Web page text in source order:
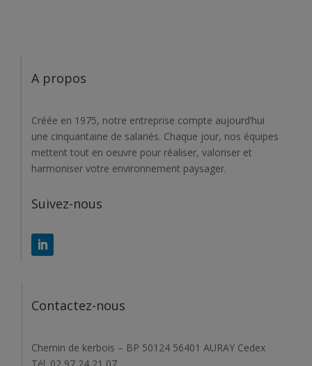
A propos
Créée en 1975, notre entreprise compte aujourd’hui
une cinquantaine de salariés. Chaque jour, nos équipes
mettent tout en oeuvre pour réaliser, valoriser et
harmoniser votre environnement paysager.
Suivez-nous
Contactez-nous
Chemin de kerbois – BP 50124 56401 AURAY Cedex
Tél. 02 97 24 21 07